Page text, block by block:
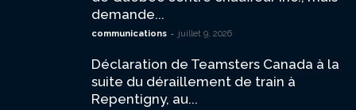
demande...
communications - juillet 9, 2026
Déclaration de Teamsters Canada à la
suite du déraillement de train à
Repentigny, au...